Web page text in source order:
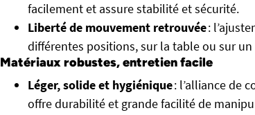
facilement et assure stabilité et sécurité.
Liberté de mouvement retrouvée:
différentes positions, sur la table ou sur
Matériaux robustes, entretien facile
Léger, solide et hygiénique: l’alliance de
offre durabilité et grande facilité de